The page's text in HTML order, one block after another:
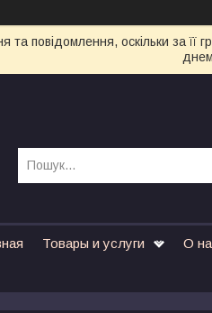
повідомлення, оскільки за
Товары и услуги О